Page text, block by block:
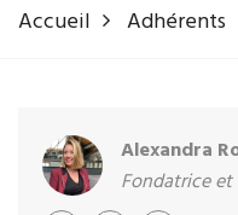
Accueil Adhérents
Alexandra
Fondatrice